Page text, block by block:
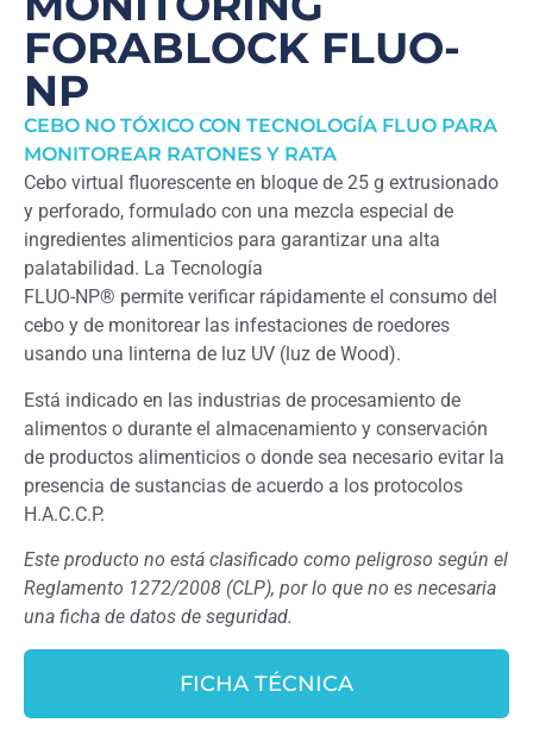
FORABLOCK FLUO-
NP
CEBO NO TÓXICO CON TECNOLOGÍA FLUO PARA
MONITOREAR RATONES Y RATA
Cebo virtual fluorescente en bloque de 25 g extrusionado
y perforado, formulado con una mezcla especial de
ingredientes alimenticios para garantizar una alta
palatabilidad. La Tecnología
FLUO-NP® permite verificar rápidamente el consumo del
cebo y de monitorear las infestaciones de roedores
usando una linterna de luz UV (luz de Wood).
Está indicado en las industrias de procesamiento de
alimentos o durante el almacenamiento y conservación
de productos alimenticios o donde sea necesario evitar la
presencia de sustancias de acuerdo a los protocolos
H.A.C.C.P.
Este producto no está clasificado como peligroso según el
Reglamento 1272/2008 (CLP), por lo que no es necesaria
una ficha de datos de seguridad.
FICHA TÉCNICA